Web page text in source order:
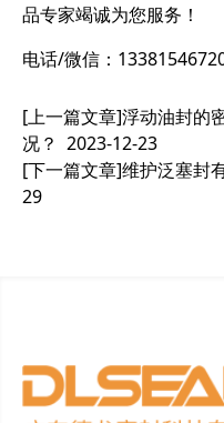
品专家竭诚为您服务！
电话/微信：
[上一篇文章]浮动油封的
况？ 2023-12-23
[下一篇文章]维护泛塞封
29